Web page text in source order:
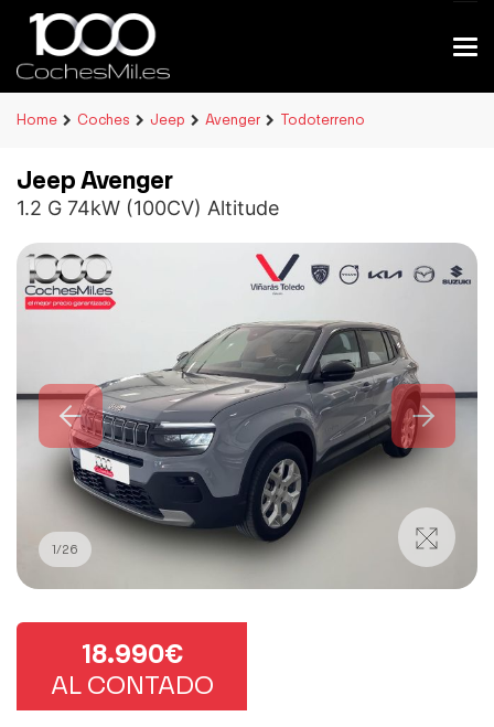
Home Coches Jeep Avenger Todoterreno
Jeep Avenger
1.2 G 74kW (100CV) Altitude
1/26
18.990€
AL CONTADO